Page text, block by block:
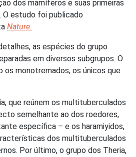
dos mamíferos e suas primeiras
estudo foi publicado
Nature.
as espécies do grupo
em diversos subgrupos. O
os monotremados, os únicos que
que reúnem os multituberculados
semelhante ao dos roedores,
específica – e os haramiyidos,
dos multituberculados
Por último, o grupo dos Theria,